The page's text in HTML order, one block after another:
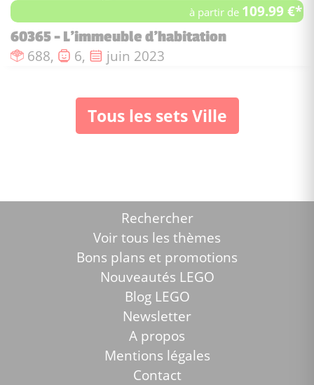
à partir de 109.99 €*
60365 - L'immeuble d'habitation
Nombre de pièces :
688, Nombre de figurines :
6, Date de sortie :
juin 2023
Tous les sets Ville
Rechercher
Voir tous les thèmes
Bons plans et promotions
Nouveautés LEGO
Blog LEGO
Newsletter
A propos
Mentions légales
Contact